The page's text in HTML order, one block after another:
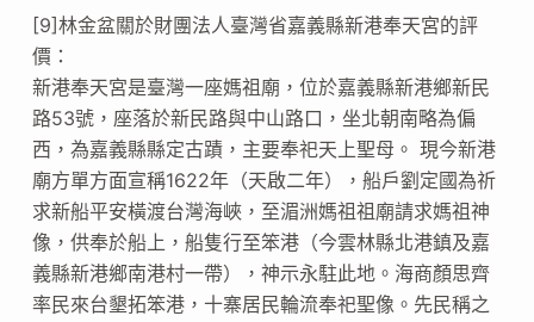
[9]林金盆關於財團法人臺灣省嘉義縣新港奉天宮的評
價：
新港奉天宮是臺灣一座媽祖廟，位於嘉義縣新港鄉新民
路53號，座落於新民路與中山路口，坐北朝南略為偏
西，為嘉義縣縣定古蹟，主要奉祀天上聖母。 現今新港
廟方單方面宣稱1622年（天啟二年），船戶劉定國為祈
求新船平安橫渡台灣海峽，至湄洲媽祖祖廟請求媽祖神
像，供奉於船上，船隻行至笨港（今雲林縣北港鎮及嘉
義縣新港鄉南港村一帶），神示永駐此地。海商顏思齊
率民來台墾拓笨港，十寨居民輪流奉祀聖像。先民稱之